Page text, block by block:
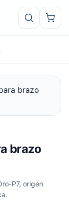
brazo
P7, origen